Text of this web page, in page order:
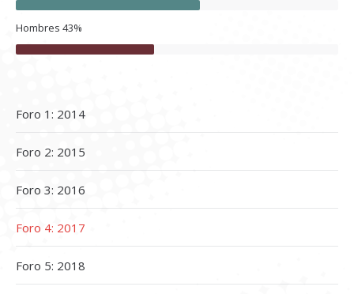
Hombres 43%
Foro 1: 2014
Foro 2: 2015
Foro 3: 2016
Foro 4: 2017
Foro 5: 2018